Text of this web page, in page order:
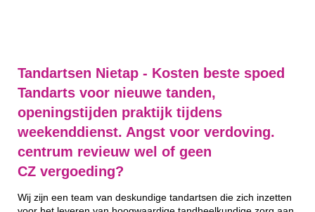
Tandartsen Nietap - Kosten beste spoed
Tandarts voor nieuwe tanden,
openingstijden praktijk tijdens
weekenddienst. Angst voor verdoving.
centrum revieuw wel of geen
CZ vergoeding?
Wij zijn een team van deskundige tandartsen die zich inzetten